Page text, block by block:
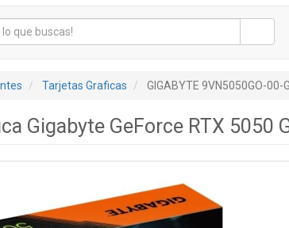
Tarjetas Graficas GIGABYTE 9VN5050GO-00-
Gigabyte GeForce RTX 5050